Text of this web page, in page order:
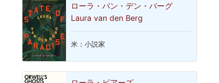
ローラ・バン・デン・バーグ
Laura van den Berg
米：小説家